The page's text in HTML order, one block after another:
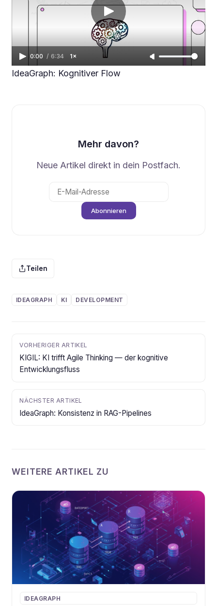
0:00 / 6:34 1×
IdeaGraph: Kognitiver Flow
Mehr davon?
Neue Artikel direkt in dein Postfach.
Abonnieren
Teilen
IDEAGRAPH KI DEVELOPMENT
VORHERIGER ARTIKEL
KIGIL: KI trifft Agile Thinking — der kognitive
Entwicklungsfluss
NÄCHSTER ARTIKEL
IdeaGraph: Konsistenz in RAG-Pipelines
WEITERE ARTIKEL ZU
IDEAGRAPH